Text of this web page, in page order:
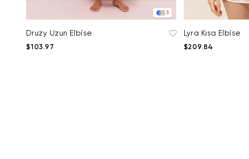
3
Druzy Uzun Elbise
$103.97
Lyra Kısa Elbise
$209.84